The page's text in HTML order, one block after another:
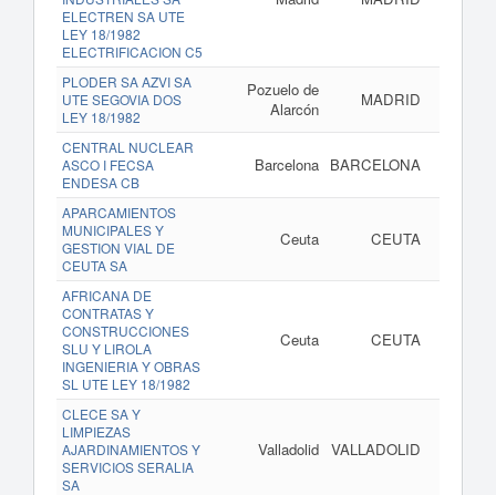
ELECTREN SA UTE
LEY 18/1982
ELECTRIFICACION C5
PLODER SA AZVI SA
UTE SEGOVIA DOS
LEY 18/1982
Pozuelo de
Alarcón
MADRID
CENTRAL NUCLEAR
ASCO I FECSA
ENDESA CB
Barcelona BARCELONA
APARCAMIENTOS
MUNICIPALES Y
GESTION VIAL DE
CEUTA SA
Ceuta CEUTA
AFRICANA DE
CONTRATAS Y
CONSTRUCCIONES
SLU Y LIROLA
INGENIERIA Y OBRAS
SL UTE LEY 18/1982
Ceuta CEUTA
CLECE SA Y
LIMPIEZAS
AJARDINAMIENTOS Y
SERVICIOS SERALIA
SA
Valladolid VALLADOLID